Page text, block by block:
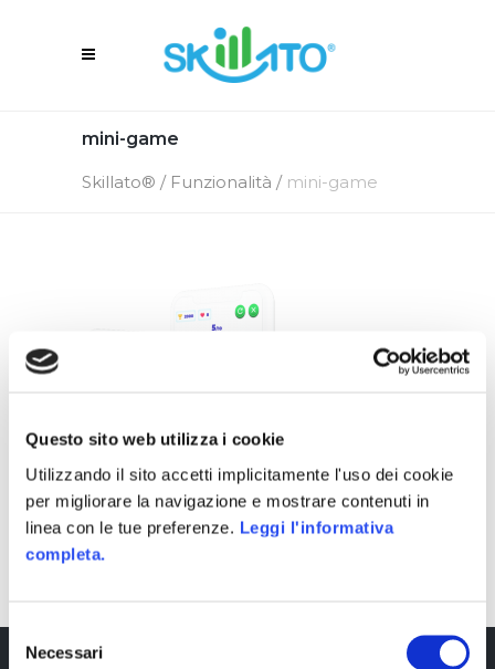
Questo sito web utilizza i cookie
Utilizzando il sito accetti implicitamente l'uso dei cookie
per migliorare la navigazione e mostrare contenuti in
linea con le tue preferenze. Leggi l'informativa
completa.
Selezione
delNecessari
mini-game
Skillato® / Funzionalità / mini-game